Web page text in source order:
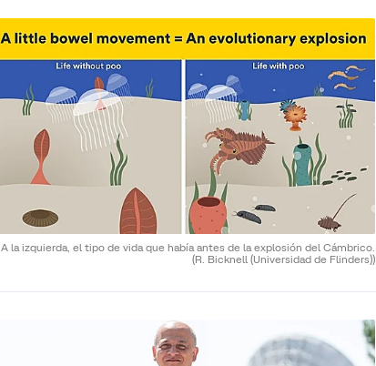
A la izquierda, el tipo de vida que había antes de la explosión del Cámbrico.
(R. Bicknell (Universidad de Flinders))